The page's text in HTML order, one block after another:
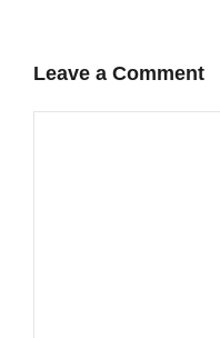
Leave a Comment